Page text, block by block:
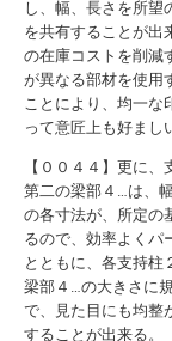
し、幅、長さを所望
を共有することが出
の在庫コストを削減
が異なる部材を使用
ことにより、均一な
って意匠上も好まし
【００４４】更に
第二の梁部４…は、
の各寸法が、所定の
るので、効率よくパ
とともに、各支持
梁部４…の大きさに
で、見た目にも均整
することが出来る。